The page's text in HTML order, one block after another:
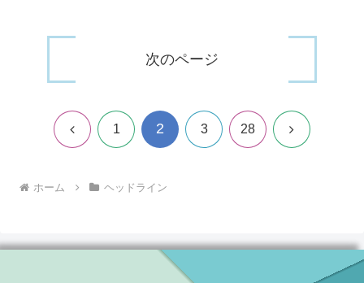
次のページ
前 1 2 3 28 次
ホーム ヘッドライン